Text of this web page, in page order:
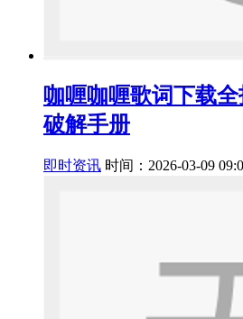
咖喱咖喱歌词下载
破解手册
即时资讯 时间：2026-03-09